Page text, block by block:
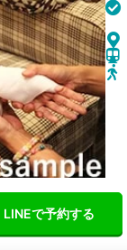
LINEで予約する